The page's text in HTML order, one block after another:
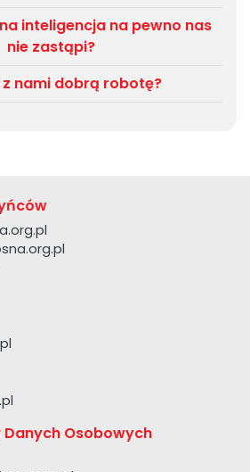
inteligencja na pewno nas
nie zastąpi?
nami dobrą robotę?
Osobowych